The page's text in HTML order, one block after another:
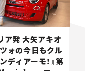
ア発 大矢アキオ
ォの今日もクル
ディアーモ！』第